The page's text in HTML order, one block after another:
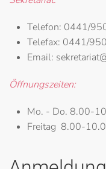
Telefon: 0441/
Telefax: 0441/
Email:
Öffnungszeiten:
Mo. - Do. 8.00-
Freitag 8.00-